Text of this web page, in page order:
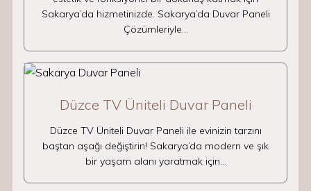
Sakarya’da hizmetinizde. Sakarya’da Duvar Paneli
Çözümleriyle…
Düzce TV Üniteli Duvar Paneli
Düzce TV Üniteli Duvar Paneli ile evinizin tarzını
baştan aşağı değiştirin! Sakarya’da modern ve şık
bir yaşam alanı yaratmak için…